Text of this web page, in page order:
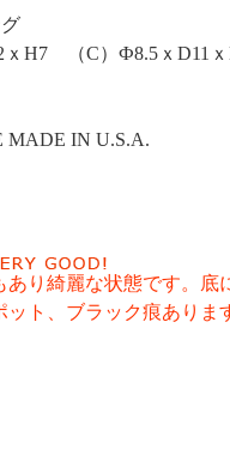
ｘH7 （C）Ф8.5ｘD11
MADE IN U.S.A.
り綺麗な状態です。底
ト、ブラック痕ありま